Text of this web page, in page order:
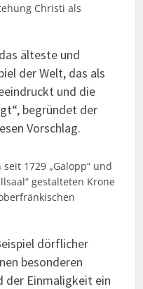
Christi als
älteste und
der Welt, das als
und die
begründet der
Vorschlag.
1729 „Galopp“ und
gestalteten Krone
dörflicher
besonderen
der Einmaligkeit ein